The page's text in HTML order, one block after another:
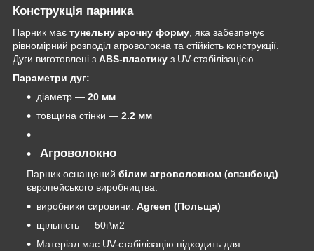
Конструкція парника
Парник має тунельну арочну форму , яка забезпечує
рівномірний розподіл агроволокна та стійкість конструкції.
Дуги виготовлені з ABS-пластику з UV-стабілізацією.
Параметри дуг:
діаметр — 20 мм
товщина стінки — 2.2 мм
Агроволокно
Парник оснащений білим агроволокном (спанбонд)
європейського виробництва:
виробники сировини: Agreen (Польща)
щільність — 50г\м2
Матеріал має UV-стабілізацію підходить для